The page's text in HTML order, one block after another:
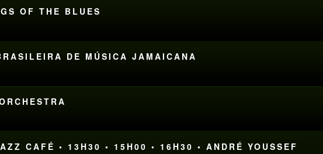
OF THE BLUES
DE MÚSICA JAMAICANA
CAFÉ • 13H30 • 15H00 • 16H30 • ANDRÉ YOUSSEF